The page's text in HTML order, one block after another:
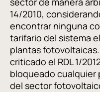
14/2010,
encontrar ninguna
tarifario del sistema
plantas fotovoltaicas.
criticado el RDL 1/
bloqueado cualquier
del sector